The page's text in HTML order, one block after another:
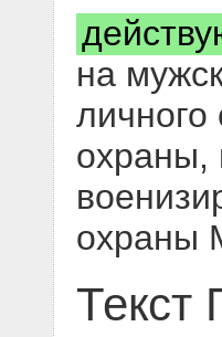
на
личного
охраны,
охраны
Текст